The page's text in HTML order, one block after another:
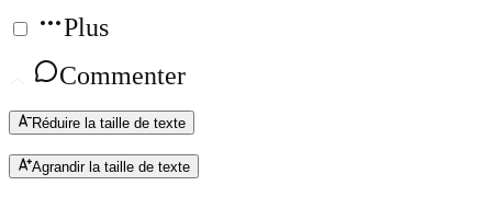
Plus
Commenter
Réduire la taille de texte
Agrandir la taille de texte